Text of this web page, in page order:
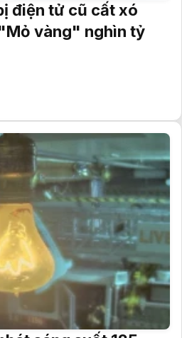
điện tử cũ cất xó
vàng" nghìn tỷ